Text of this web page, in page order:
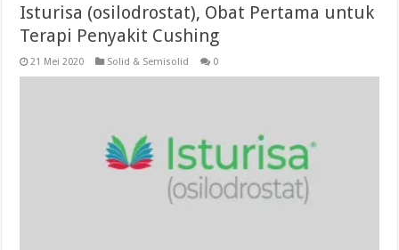
Isturisa (osilodrostat), Obat Pertama untuk
Terapi Penyakit Cushing
21 Mei 2020 Solid & Semisolid 0